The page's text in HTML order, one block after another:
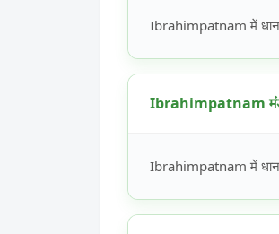
Ibrahimpatnam में धान
Ibrahimpatnam मंडी
Ibrahimpatnam में धान